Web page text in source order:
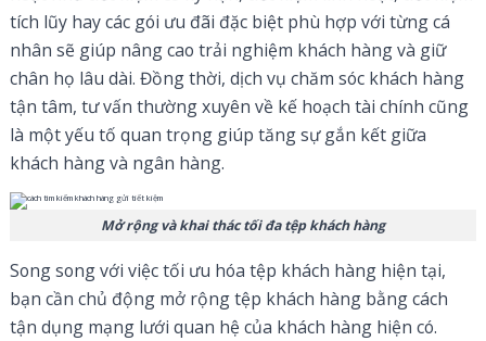
tích lũy hay các gói ưu đãi đặc biệt phù hợp với từng cá
nhân sẽ giúp nâng cao trải nghiệm khách hàng và giữ
chân họ lâu dài. Đồng thời, dịch vụ chăm sóc khách hàng
tận tâm, tư vấn thường xuyên về kế hoạch tài chính cũng
là một yếu tố quan trọng giúp tăng sự gắn kết giữa
khách hàng và ngân hàng.
Mở rộng và khai thác tối đa tệp khách hàng
Song song với việc tối ưu hóa tệp khách hàng hiện tại,
bạn cần chủ động mở rộng tệp khách hàng bằng cách
tận dụng mạng lưới quan hệ của khách hàng hiện có.